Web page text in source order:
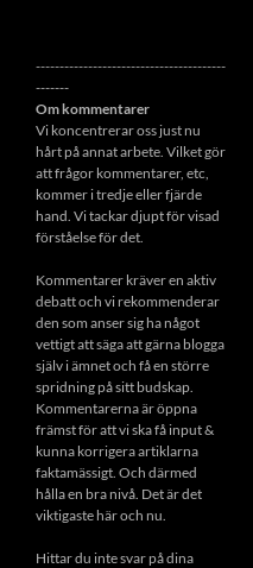
----------------------------------------
-------
Om kommentarer
Vi koncentrerar oss just nu
hårt på annat arbete. Vilket gör
att frågor kommentarer, etc,
kommer i tredje eller fjärde
hand. Vi tackar djupt för visad
förståelse för det.
Kommentarer kräver en aktiv
debatt och vi rekommenderar
den som anser sig ha något
vettigt att säga att gärna blogga
själv i ämnet och få en större
spridning på sitt budskap.
Kommentarerna är öppna
främst för att vi ska få input &
kunna korrigera artiklarna
faktamässigt. Och därmed
hålla en bra nivå. Det är det
viktigaste här och nu.
Hittar du inte svar på dina